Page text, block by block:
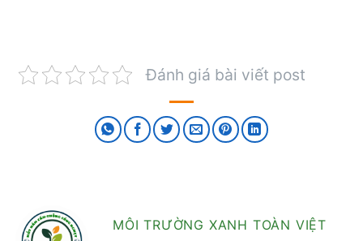
Đánh giá bài viết post
MÔI TRƯỜNG XANH TOÀN VIỆT